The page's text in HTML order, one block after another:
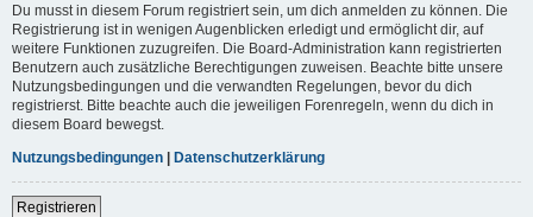
Du musst in diesem Forum registriert sein, um dich anmelden zu können. Die
Registrierung ist in wenigen Augenblicken erledigt und ermöglicht dir, auf
weitere Funktionen zuzugreifen. Die Board-Administration kann registrierten
Benutzern auch zusätzliche Berechtigungen zuweisen. Beachte bitte unsere
Nutzungsbedingungen und die verwandten Regelungen, bevor du dich
registrierst. Bitte beachte auch die jeweiligen Forenregeln, wenn du dich in
diesem Board bewegst.
Nutzungsbedingungen
Datenschutzerklärung
Registrieren